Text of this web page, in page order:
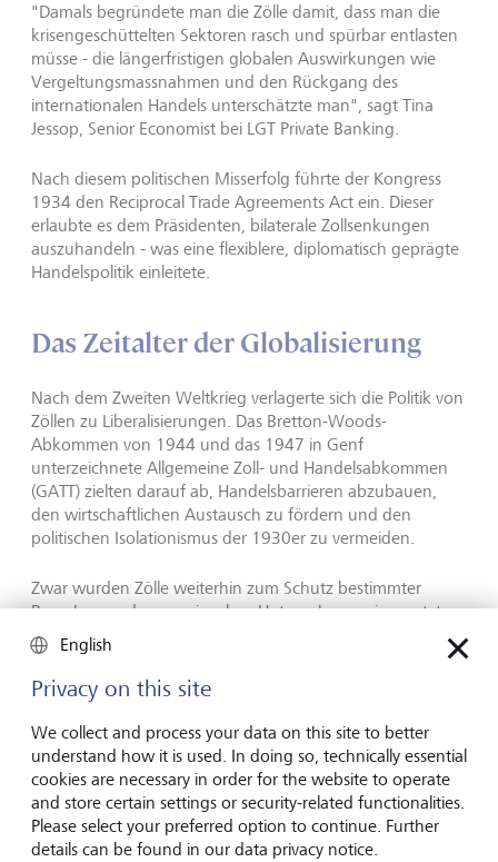
"Damals begründete man die Zölle damit, dass man die
krisengeschüttelten Sektoren rasch und spürbar entlasten
müsse - die längerfristigen globalen Auswirkungen wie
Vergeltungsmassnahmen und den Rückgang des
internationalen Handels unterschätzte man", sagt Tina
Jessop, Senior Economist bei LGT Private Banking.
Nach diesem politischen Misserfolg führte der Kongress
1934 den Reciprocal Trade Agreements Act ein. Dieser
erlaubte es dem Präsidenten, bilaterale Zollsenkungen
auszuhandeln - was eine flexiblere, diplomatisch geprägte
Handelspolitik einleitete.
Das Zeitalter der Globalisierung
Nach dem Zweiten Weltkrieg verlagerte sich die Politik von
Zöllen zu Liberalisierungen. Das Bretton-Woods-
Abkommen von 1944 und das 1947 in Genf
unterzeichnete Allgemeine Zoll- und Handelsabkommen
(GATT) zielten darauf ab, Handelsbarrieren abzubauen,
den wirtschaftlichen Austausch zu fördern und den
politischen Isolationismus der 1930er zu vermeiden.
Zwar wurden Zölle weiterhin zum Schutz bestimmter
Branchen und sogar einzelner Unternehmen eingesetzt.
So geriet beispielsweise der US-amerikanische
Motorradhersteller Harley-Davidson in den 1980er-Jahren
ins Hintertreffen gegenüber der starken japanischen
Konkurrenz. Kurzerhand erhob Präsident Ronald Reagan
vorübergehend Zölle auf Motorräder. Damit verschaffte er
Harley-Davidson eine Verschnaufpause, um die
Produktionsabläufe auf Vordermann zu bringen.
English
Privacy on this site
We collect and process your data on this site to better
understand how it is used. In doing so, technically essential
cookies are necessary in order for the website to operate
and store certain settings or security-related functionalities.
Please select your preferred option to continue. Further
details can be found in our data privacy notice.